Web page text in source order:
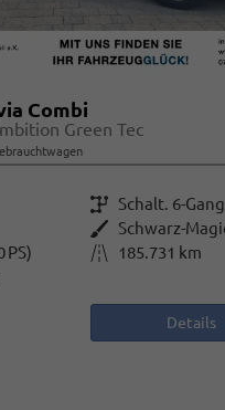
Combi
Green Tec
Getriebe Schalt. 6-Gang
Außenfarbe
PS) Kilometerstand
185.731 km
Details